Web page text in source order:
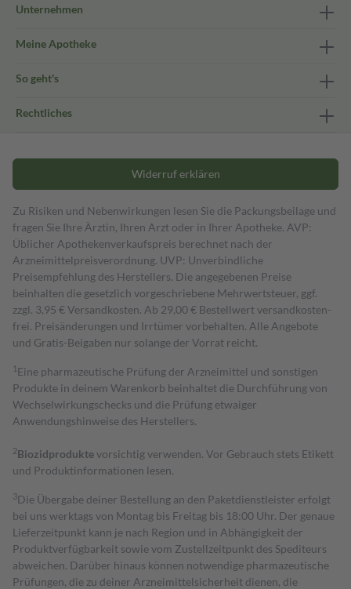
Unternehmen
Meine Apotheke
So geht's
Rechtliches
Widerruf erklären
Zu Risiken und Nebenwirkungen lesen Sie die Packungsbeilage und
fragen Sie Ihre Ärztin, Ihren Arzt oder in Ihrer Apotheke. AVP:
Üblicher Apothekenverkaufspreis berechnet nach der
Arzneimittelpreisverordnung. UVP: Unverbindliche
Preisempfehlung des Herstellers. Die angegebenen Preise
beinhalten die gesetzlich vorgeschriebene Mehrwertsteuer, ggf.
zzgl. 3,95 € Versandkosten. Ab 29,00 € Bestell­wert versand­kosten­
frei. Preisänderungen und Irrtümer vorbehalten. Alle Angebote
und Gratis-Beigaben nur solange der Vorrat reicht.
1 Eine pharmazeutische Prüfung der Arzneimittel und sonstigen
Produkte in deinem Warenkorb beinhaltet die Durchführung von
Wechselwirkungschecks und die Prüfung etwaiger
Anwendungshinweise des Herstellers.
2Biozidproduktevorsichtig verwenden. Vor Gebrauch stets Etikett
und Produktinformationen lesen.
3Die Übergabe deiner Bestellung an den Paketdienstleister erfolgt
bei uns werktags von Montag bis Freitag bis 18:00 Uhr. Der genaue
Lieferzeitpunkt kann je nach Region und in Abhängigkeit der
Produktverfügbarkeit sowie vom Zustellzeitpunkt des Spediteurs
abweichen. Darüber hinaus können notwendige pharmazeutische
Prüfungen, die zu deiner Arzneimittelsicherheit dienen, die